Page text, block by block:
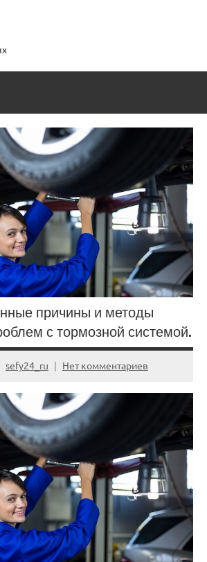
причины и методы
с тормозной системой.
sefy24_ru Нет комментариев